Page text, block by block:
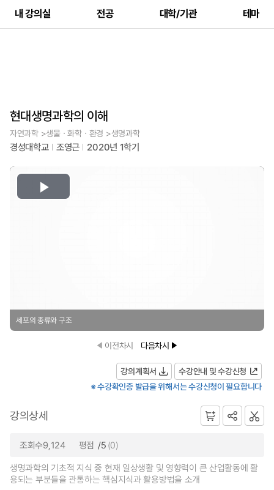
내 강의실 전공 대학/기관 테마
현대생명과학의 이해
자연과학 >생물ㆍ화학ㆍ환경 >생명과학
경성대학교 조영근 2020년 1학기
Play
세포의 종류와 구조
이전차시 다음차시
강의계획서
수강안내 및 수강신청
※ 수강확인증 발급을 위해서는 수강신청이 필요합니다
강의상세
조회수9,124 평점 /5 (0)
생명과학의 기초적 지식 중 현재 일상생활 및 영향력이 큰 산업활동에 활
용되는 부분들을 관통하는 핵심지식과 활용방법을 소개